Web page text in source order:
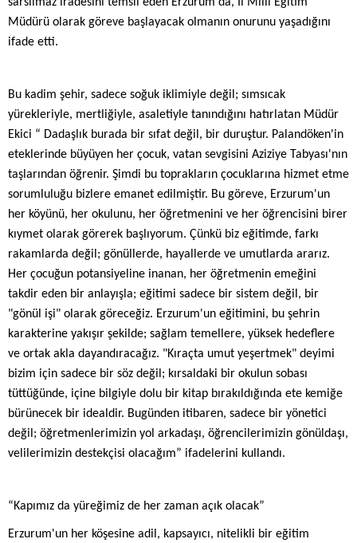
sarsılmaz iradesini temsil eden Erzurum'da, İl Millî Eğitim
Müdürü olarak göreve başlayacak olmanın onurunu yaşadığını
ifade etti.
Bu kadim şehir, sadece soğuk iklimiyle değil; sımsıcak
yürekleriyle, mertliğiyle, asaletiyle tanındığını hatırlatan Müdür
Ekici “ Dadaşlık burada bir sıfat değil, bir duruştur. Palandöken'in
eteklerinde büyüyen her çocuk, vatan sevgisini Aziziye Tabyası'nın
taşlarından öğrenir. Şimdi bu toprakların çocuklarına hizmet etme
sorumluluğu bizlere emanet edilmiştir. Bu göreve, Erzurum'un
her köyünü, her okulunu, her öğretmenini ve her öğrencisini birer
kıymet olarak görerek başlıyorum. Çünkü biz eğitimde, farkı
rakamlarda değil; gönüllerde, hayallerde ve umutlarda ararız.
Her çocuğun potansiyeline inanan, her öğretmenin emeğini
takdir eden bir anlayışla; eğitimi sadece bir sistem değil, bir
"gönül işi" olarak göreceğiz. Erzurum'un eğitimini, bu şehrin
karakterine yakışır şekilde; sağlam temellere, yüksek hedeflere
ve ortak akla dayandıracağız. "Kıraçta umut yeşertmek" deyimi
bizim için sadece bir söz değil; kırsaldaki bir okulun sobası
tüttüğünde, içine bilgiyle dolu bir kitap bırakıldığında ete kemiğe
bürünecek bir idealdir. Bugünden itibaren, sadece bir yönetici
değil; öğretmenlerimizin yol arkadaşı, öğrencilerimizin gönüldaşı,
velilerimizin destekçisi olacağım” ifadelerini kullandı.
“Kapımız da yüreğimiz de her zaman açık olacak”
Erzurum'un her köşesine adil, kapsayıcı, nitelikli bir eğitim